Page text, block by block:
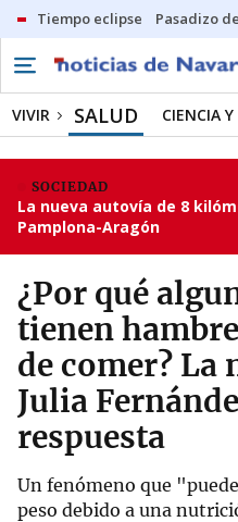
Tiempo eclipse Pasadizo
VIVIR SALUD CIENCIA
SOCIEDAD
La nueva autovía de 8
Pamplona-Aragón
¿Por qué
tienen
de comer?
Julia
respuesta
Un fenómeno que
peso debido a una